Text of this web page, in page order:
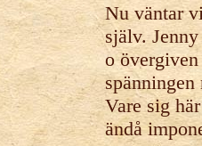
Nu väntar
själv.
o
Vare sig
ändå